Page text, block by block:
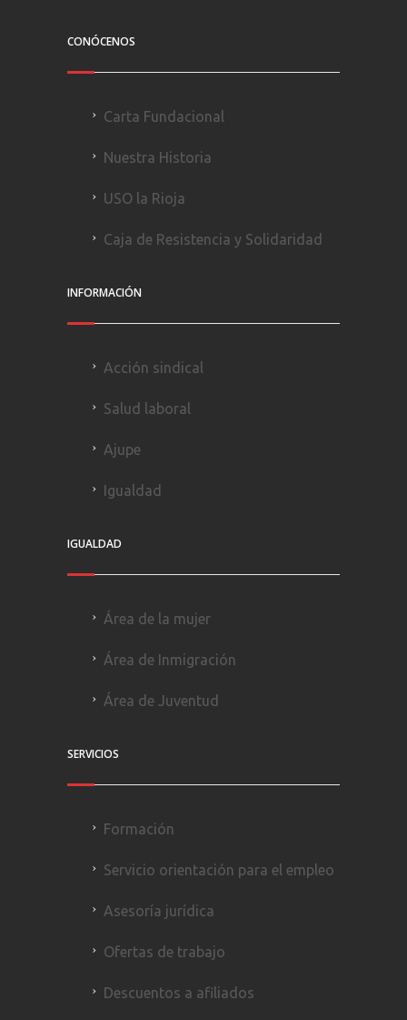
CONÓCENOS
Carta Fundacional
Nuestra Historia
USO la Rioja
Caja de Resistencia y Solidaridad
INFORMACIÓN
Acción sindical
Salud laboral
Ajupe
Igualdad
IGUALDAD
Área de la mujer
Área de Inmigración
Área de Juventud
SERVICIOS
Formación
Servicio orientación para el empleo
Asesoría jurídica
Ofertas de trabajo
Descuentos a afiliados